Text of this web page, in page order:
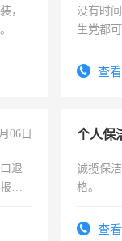
，
没有时
生党都
勤快的
查
06日
退
、
工
个人保
诚揽保
格。
查